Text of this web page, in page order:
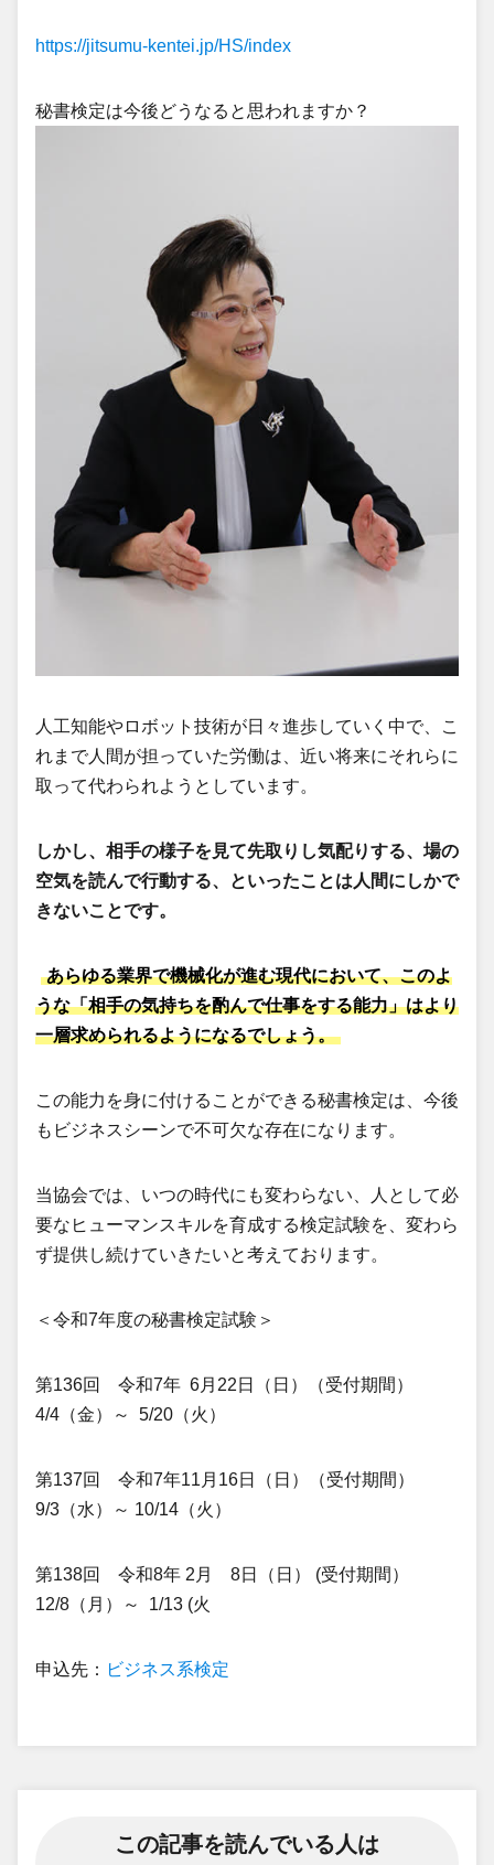
https://jitsumu-kentei.jp/HS/index
秘書検定は今後どうなると思われますか？
人工知能やロボット技術が日々進歩していく中で、こ
れまで人間が担っていた労働は、近い将来にそれらに
取って代わられようとしています。
しかし、相手の様子を見て先取りし気配りする、場の
空気を読んで行動する、といったことは人間にしかで
きないことです。
あらゆる業界で機械化が進む現代において、このよ
うな「相手の気持ちを酌んで仕事をする能力」はより
一層求められるようになるでしょう。
この能力を身に付けることができる秘書検定は、今後
もビジネスシーンで不可欠な存在になります。
当協会では、いつの時代にも変わらない、人として必
要なヒューマンスキルを育成する検定試験を、変わら
ず提供し続けていきたいと考えております。
＜令和7年度の秘書検定試験＞
第136回 令和7年 6月22日（日）（受付期間）
4/4（金）～ 5/20（火）
第137回 令和7年11月16日（日）（受付期間）
9/3（水）～ 10/14（火）
第138回 令和8年 2月 8日（日） (受付期間）
12/8（月）～ 1/13 (火
申込先： ビジネス系検定
この記事を読んでいる人は